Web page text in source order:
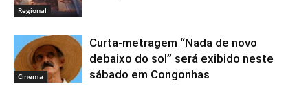
Regional
Cinema
Curta-metragem “Nada de novo
debaixo do sol” será exibido neste
sábado em Congonhas